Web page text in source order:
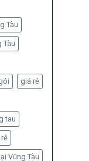
Tàu
Tàu
giá rẻ
tau
Vũng Tàu